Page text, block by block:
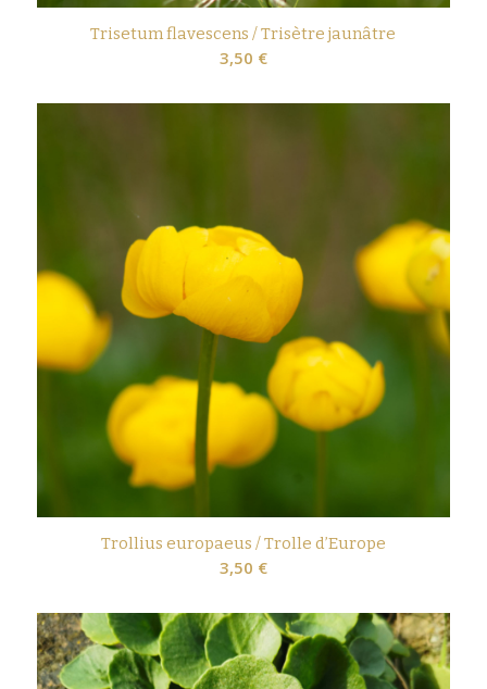
Trisetum flavescens / Trisètre jaunâtre
3,50 €
Trollius europaeus / Trolle d’Europe
3,50 €